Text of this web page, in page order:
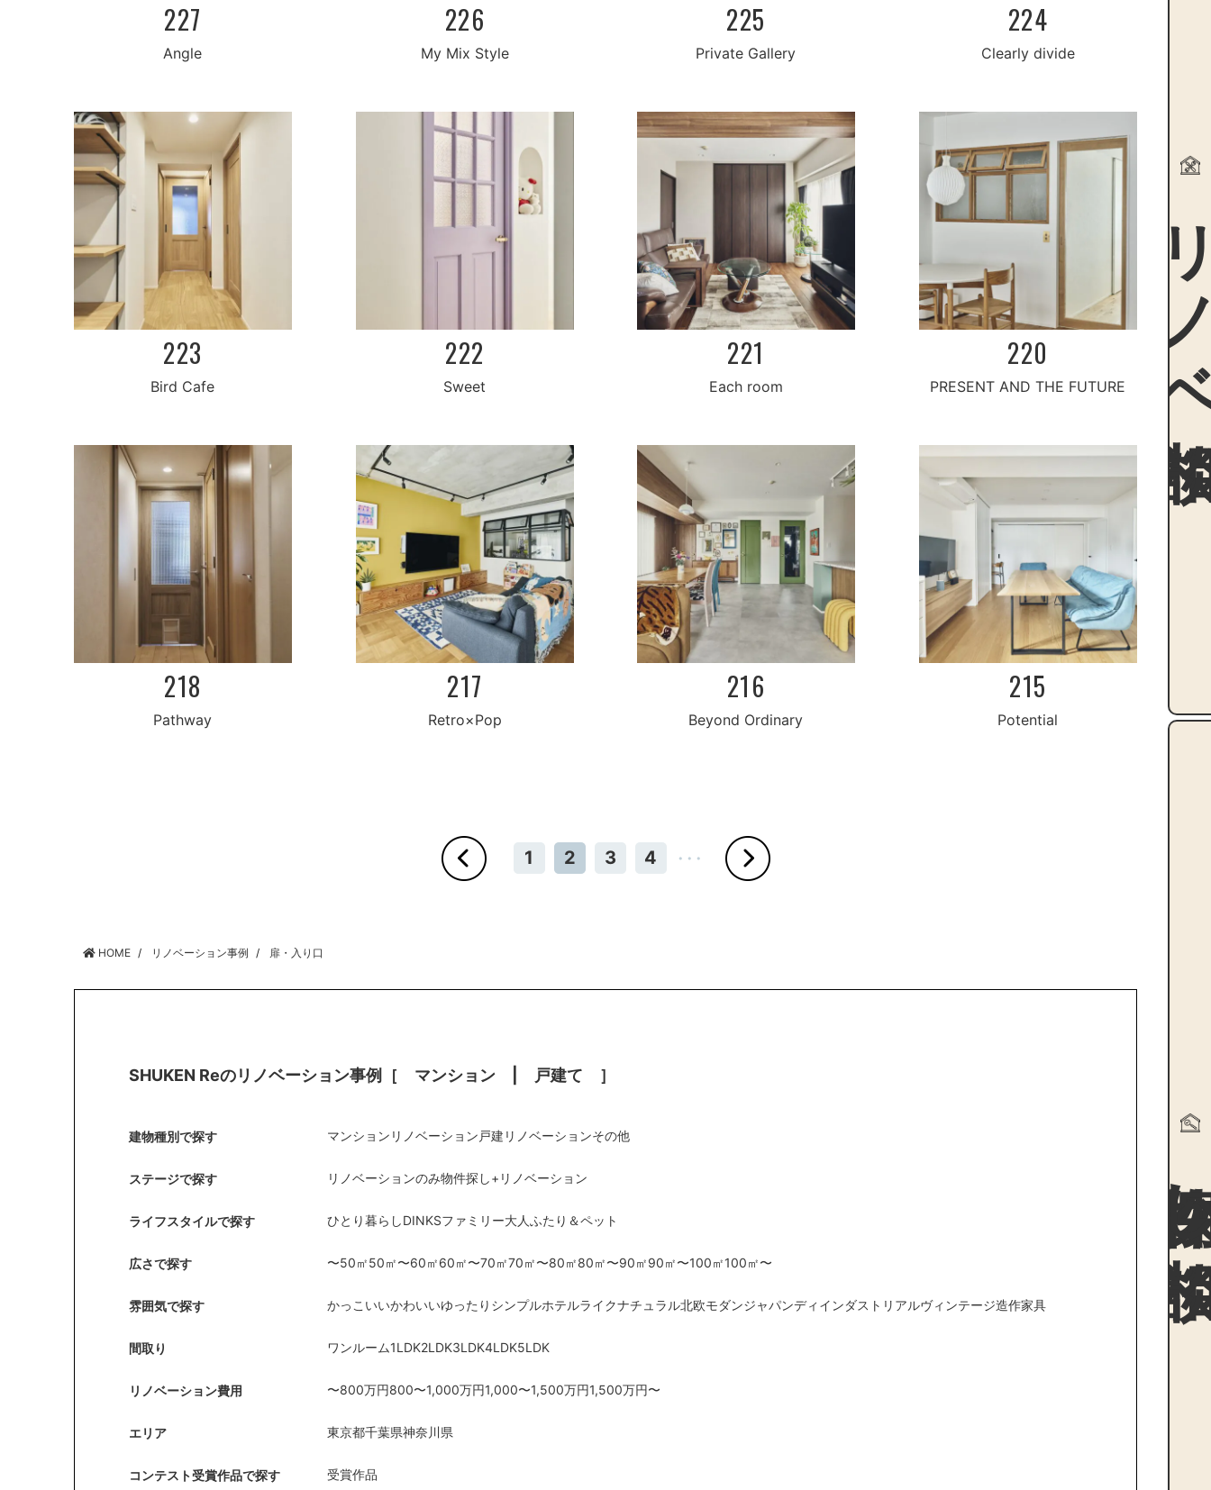
227
Angle
226
My Mix Style
225
Private Gallery
224
Clearly divide
223
Bird Cafe
222
Sweet
221
Each room
220
PRESENT AND THE FUTURE
218
Pathway
217
Retro×Pop
216
Beyond Ordinary
215
Potential
1 2 3 4 ・・・
HOME リノベーション事例 扉・入り口
SHUKEN Reのリノベーション事例 ［ マンション | 戸建て ］
建物種別で探す マンションリノベーション 戸建リノベーションその他
ステージで探す リノベーションのみ物件探し+リノベーション
ライフスタイルで探す ひとり暮らしDINKSファミリー大人ふたり ＆ペット
広さで探す 〜50㎡50㎡〜60㎡60㎡〜70㎡70㎡〜80㎡80㎡〜90㎡90㎡〜100㎡100㎡〜
雰囲気で探す かっこいいかわいいゆったり シンプルホテルライクナチュラル北欧モダンジャパンディ インダストリアルヴィンテージ造作家具
間取り ワンルーム1LDK2LDK3LDK4LDK5LDK
リノベーション費用 〜800万円800〜1,000万円1,000〜1,500万円1,500万円〜
エリア 東京都千葉県神奈川県
コンテスト受賞作品で探す 受賞作品
リ
物